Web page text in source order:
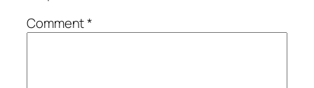
Comment*